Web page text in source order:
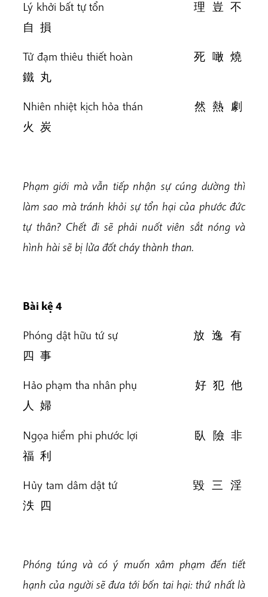
Lý khởi bất tự tổn 理 豈 不
自 損
Tử đạm thiêu thiết hoàn 死 噉 燒
鐵 丸
Nhiên nhiệt kịch hỏa thán 然 熱 劇
火 炭
Phạm giới mà vẫn tiếp nhận sự cúng dường thì
làm sao mà tránh khỏi sự tổn hại của phước đức
tự thân? Chết đi sẽ phải nuốt viên sắt nóng và
hình hài sẽ bị lửa đốt cháy thành than.
Bài kệ 4
Phóng dật hữu tứ sự 放 逸 有
四 事
Hảo phạm tha nhân phụ 好 犯 他
人 婦
Ngọa hiểm phi phước lợi 臥 險 非
福 利
Hủy tam dâm dật tứ 毀 三 淫
泆 四
Phóng túng và có ý muốn xâm phạm đến tiết
hạnh của người sẽ đưa tới bốn tai hại: thứ nhất là